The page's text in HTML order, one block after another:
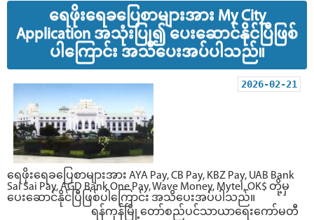
ရေဖိုးရေခပြေစာများအား My City
Application အသုံးပြု၍ ပေးဆောင်နိုင်ပြီဖြစ်
ပါကြောင်း အသိပေးအပ်ပါသည်။
2026-02-21
ရေဖိုးရေခပြေစာများအား AYA Pay, CB Pay, KBZ Pay, UAB Bank
Sai Sai Pay, AGD Bank One Pay, Wave Money, Mytel, OK$ တို့မှ
ပေးဆောင်နိုင်ပြီဖြစ်ပါကြောင်း အသိပေးအပ်ပါသည်။
ရန်ကုန်မြို့တော်စည်ပင်သာယာရေးကော်မတီ